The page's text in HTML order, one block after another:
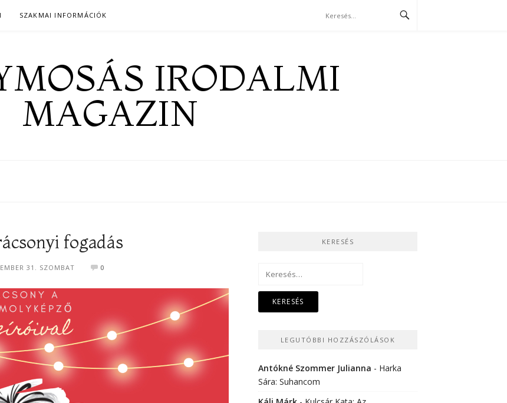
SZAKMAI INFORMÁCIÓK
IRODALMI
MAGAZIN
fogadás
31. SZOMBAT 0
KERESÉS
Keresés:
LEGUTÓBBI HOZZÁSZÓLÁSOK
Antókné Szommer Julianna - Harka
Sára: Suhancom